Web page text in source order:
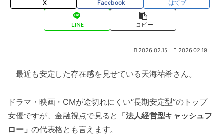
X Facebook はてブ
LINE コピー
2026.02.15 2026.02.19
最近も安定した存在感を見せている天海祐希さん。
ドラマ・映画・CMが途切れにくい“長期安定型”のトップ
女優ですが、金融視点で見ると 「法人経営型キャッシュフ
ロー」 の代表格とも言えます。